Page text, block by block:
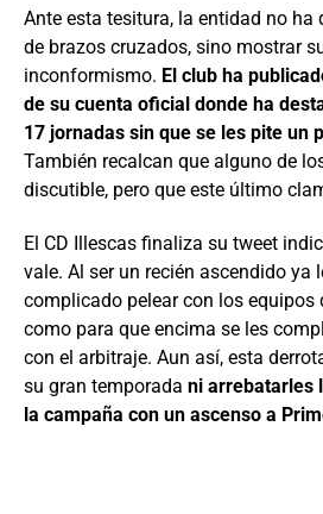
Ante esta tesitura, la entidad no ha
de brazos cruzados, sino mostrar
inconformismo. El club ha
de su cuenta oficial donde ha
17 jornadas sin que se les pite un
También recalcan que alguno de
discutible, pero que este último
El CD Illescas finaliza su tweet
vale. Al ser un recién ascendido ya
complicado pelear con los equipos
como para que encima se les
con el arbitraje. Aun así, esta
su gran temporada ni arrebatarles
la campaña con un ascenso a